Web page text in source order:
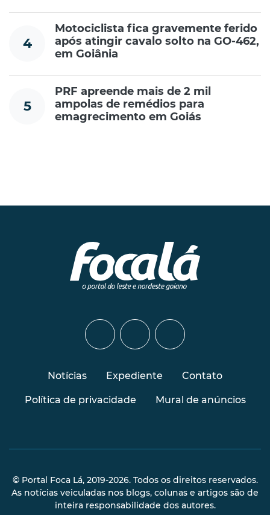
4
Motociclista fica gravemente ferido
após atingir cavalo solto na GO-462,
em Goiânia
5
PRF apreende mais de 2 mil
ampolas de remédios para
emagrecimento em Goiás
Notícias Expediente Contato
Política de privacidade Mural de anúncios
© Portal Foca Lá, 2019-2026. Todos os direitos reservados.
As notícias veiculadas nos blogs, colunas e artigos são de
inteira responsabilidade dos autores.